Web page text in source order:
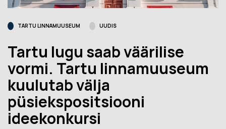
TARTU LINNAMUUSEUM UUDIS
Tartu lugu saab väärilise
vormi. Tartu linnamuuseum
kuulutab välja
püsiekspositsiooni
ideekonkursi